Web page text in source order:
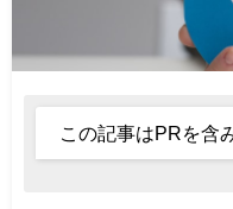
この記事はPRを含